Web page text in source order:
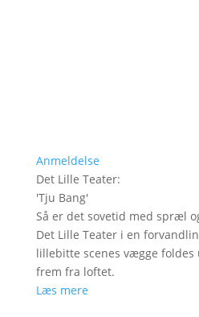
Anmeldelse
Det Lille Teater:
'Tju Bang'
Så er det sovetid med spræl
Det Lille Teater i en
lillebitte scenes vægge foldes
frem fra loftet.
Læs mere